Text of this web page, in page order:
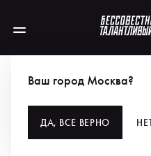
Ваш город Москва?
ДА, ВСЕ ВЕРНО
УГАДАЙ БУКВУ